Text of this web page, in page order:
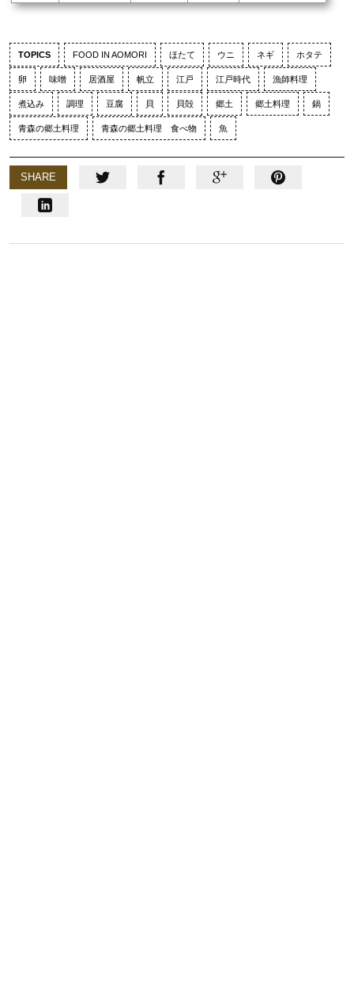
TOPICS FOOD IN AOMORI ほたて ウニ ネギ ホタテ
卵 味噌 居酒屋 帆立 江戸 江戸時代 漁師料理
煮込み 調理 豆腐 貝 貝殻 郷土 郷土料理 鍋
青森の郷土料理 青森の郷土料理 食べ物 魚
SHARE